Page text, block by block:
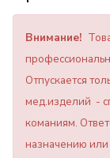
Внимание!
Отпускается
мед.изделий -
команиям.
назначению